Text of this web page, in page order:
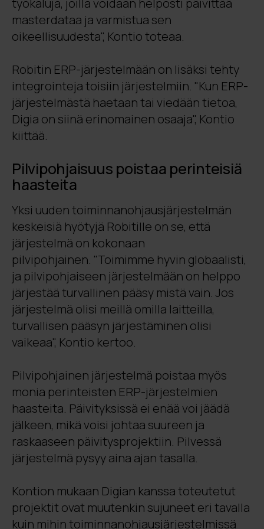
työkaluja, joilla voidaan helposti päivittää
masterdataa ja varmistua sen
oikeellisuudesta", Kontio toteaa.
Robitin ERP-järjestelmään on lisäksi tehty
integrointeja toisiin järjestelmiin. "Kun ERP-
järjestelmästä haetaan tai viedään tietoa,
Digia on siinä erinomainen osaaja", Kontio
kiittää.
Pilvipohjaisuus poistaa perinteisiä
haasteita
Yksi uuden toiminnanohjausjärjestelmän
keskeisiä hyötyjä Robitille on se, että
järjestelmä on kokonaan
pilvipohjainen. "Toimimme hyvin globaalisti,
ja pilvipohjaiseen järjestelmään on helppo
järjestää turvallinen pääsy mistä vain. Jos
järjestelmä olisi meillä omilla laitteilla,
turvallisen pääsyn järjestäminen olisi
vaikeaa", Kontio kertoo.
Pilvipohjainen järjestelmä poistaa myös
monia perinteisten ERP-järjestelmien
haasteita. Päivityksissä ei enää voi jäädä
jälkeen, mikä voisi johtaa suureen ja
raskaaseen päivitysprojektiin. Pilvessä
järjestelmä pysyy aina ajan tasalla.
Kontion mukaan Digian kanssa toteutetut
projektit ovat muutenkin sujuneet eri tavalla
kuin mihin toiminnanohjausjärjestelmissä